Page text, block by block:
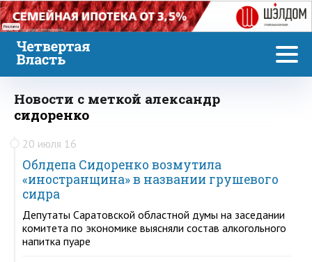
Реклама
Новости с меткой александр
сидоренко
20 июля 16
Облдепа Сидоренко возмутила
«иностранщина» в названии грушевого
сидра
Депутаты Саратовской областной думы на заседании
комитета по экономике выясняли состав алкогольного
напитка пуаре